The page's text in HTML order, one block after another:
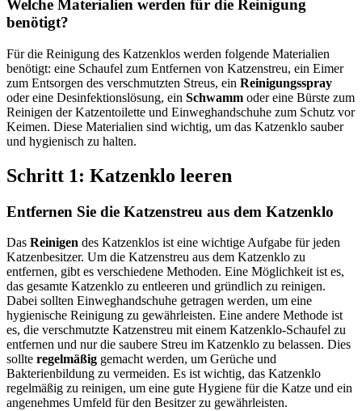
Welche Materialien werden für die Reinigung
benötigt?
Für die Reinigung des Katzenklos werden folgende Materialien
benötigt: eine Schaufel zum Entfernen von Katzenstreu, ein Eimer
zum Entsorgen des verschmutzten Streus, ein Reinigungsspray
oder eine Desinfektionslösung, ein Schwamm oder eine Bürste zum
Reinigen der Katzentoilette und Einweghandschuhe zum Schutz vor
Keimen. Diese Materialien sind wichtig, um das Katzenklo sauber
und hygienisch zu halten.
Schritt 1: Katzenklo leeren
Entfernen Sie die Katzenstreu aus dem Katzenklo
Das Reinigen des Katzenklos ist eine wichtige Aufgabe für jeden
Katzenbesitzer. Um die Katzenstreu aus dem Katzenklo zu
entfernen, gibt es verschiedene Methoden. Eine Möglichkeit ist es,
das gesamte Katzenklo zu entleeren und gründlich zu reinigen.
Dabei sollten Einweghandschuhe getragen werden, um eine
hygienische Reinigung zu gewährleisten. Eine andere Methode ist
es, die verschmutzte Katzenstreu mit einem Katzenklo-Schaufel zu
entfernen und nur die saubere Streu im Katzenklo zu belassen. Dies
sollte regelmäßig gemacht werden, um Gerüche und
Bakterienbildung zu vermeiden. Es ist wichtig, das Katzenklo
regelmäßig zu reinigen, um eine gute Hygiene für die Katze und ein
angenehmes Umfeld für den Besitzer zu gewährleisten.